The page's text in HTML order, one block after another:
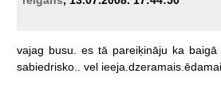
vajag busu. es tā pareiķināju ka baigā
sabiedrisko..
vel